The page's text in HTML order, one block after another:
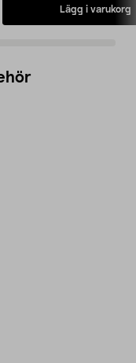
Lägg i varukorg